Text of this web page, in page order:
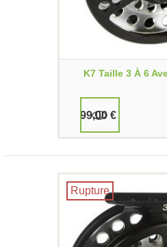
K7 Taille 3 À 6
99,00 €
Rupture